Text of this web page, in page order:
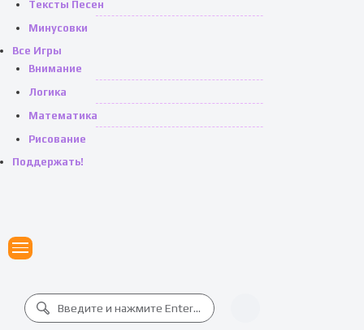
Тексты Песен
Минусовки
Все Игры
Внимание
Логика
Математика
Рисование
Поддержать!